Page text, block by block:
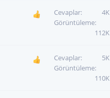
Cevaplar
4K
Görüntüleme
112K
Cevaplar
5K
Görüntüleme
110K